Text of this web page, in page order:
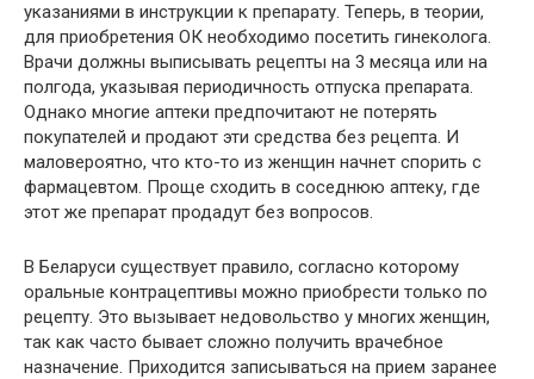
указаниями в инструкции к препарату. Теперь, в теории,
для приобретения ОК необходимо посетить гинеколога.
Врачи должны выписывать рецепты на 3 месяца или на
полгода, указывая периодичность отпуска препарата.
Однако многие аптеки предпочитают не потерять
покупателей и продают эти средства без рецепта. И
маловероятно, что кто-то из женщин начнет спорить с
фармацевтом. Проще сходить в соседнюю аптеку, где
этот же препарат продадут без вопросов.
В Беларуси существует правило, согласно которому
оральные контрацептивы можно приобрести только по
рецепту. Это вызывает недовольство у многих женщин,
так как часто бывает сложно получить врачебное
назначение. Приходится записываться на прием заранее